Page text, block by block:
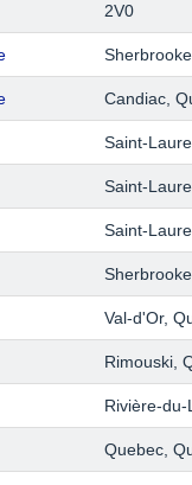
2V0
Candiac,
Saint-
Saint-
Saint-
Val-d'Or,
Rimouski,
Rivière-du-
Quebec,